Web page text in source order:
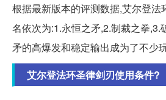
根据最新版本的评测数据,艾尔登法
名依次为:1.永恒之矛,2.制裁之拳,3.
矛的高爆发和稳定输出成为了不少
艾尔登法环圣律剑刃使用条件?